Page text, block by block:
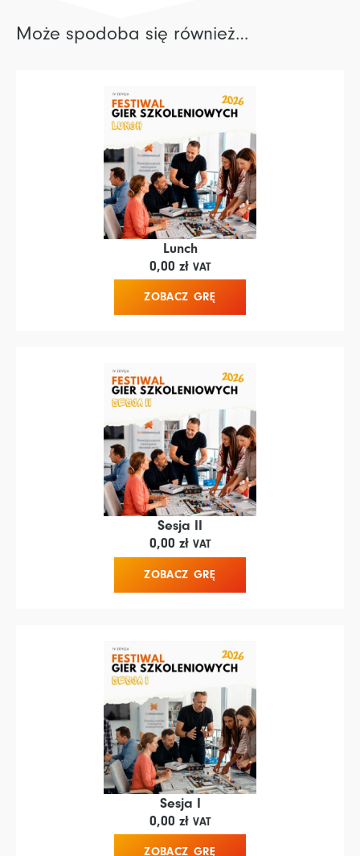
Może spodoba się również…
Lunch
0,00 zł VAT
ZOBACZ GRĘ
Sesja II
0,00 zł VAT
ZOBACZ GRĘ
Sesja I
0,00 zł VAT
ZOBACZ GRĘ